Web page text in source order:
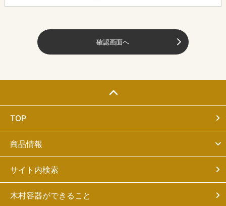
TOP
商品情報
サイト内検索
木村容器ができること